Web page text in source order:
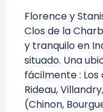
Florence y
Clos de la
y tranquilo en
situado. Una
fácilmente :
Rideau,
(Chinon,